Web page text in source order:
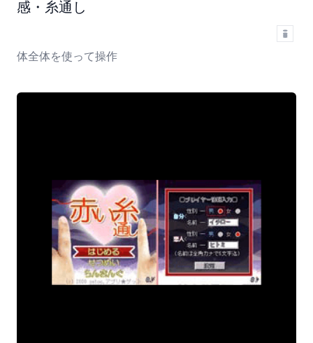
感・糸通し
体全体を使って操作